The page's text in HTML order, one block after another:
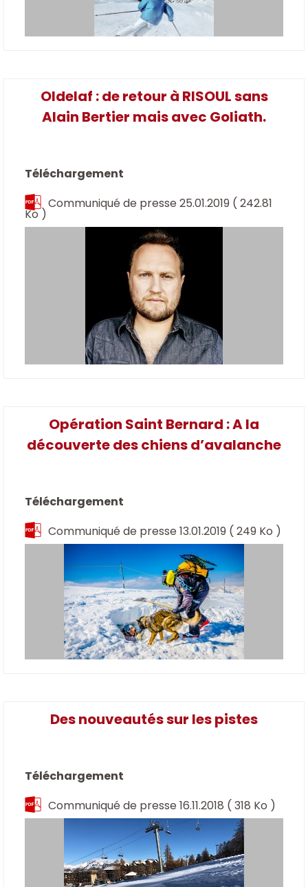
Oldelaf : de retour à RISOUL sans
Alain Bertier mais avec Goliath.
Téléchargement
Communiqué de presse 25.01.2019 ( 242.81
Ko )
Opération Saint Bernard : A la
découverte des chiens d’avalanche
Téléchargement
Communiqué de presse 13.01.2019 ( 249 Ko )
Des nouveautés sur les pistes
Téléchargement
Communiqué de presse 16.11.2018 ( 318 Ko )